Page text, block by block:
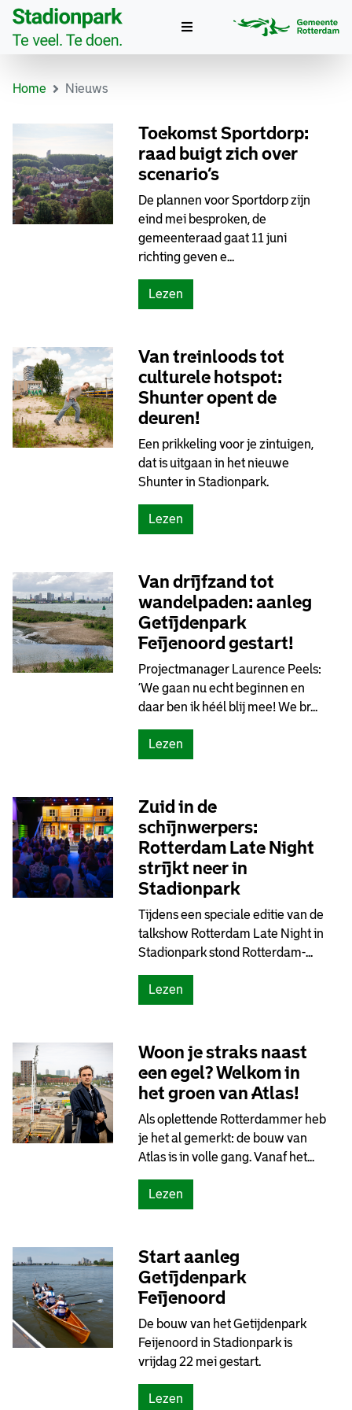
Home Nieuws
Toekomst Sportdorp:
raad buigt zich over
scenario’s
De plannen voor Sportdorp zijn
eind mei besproken, de
gemeenteraad gaat 11 juni
richting geven e...
Lezen
Van treinloods tot
culturele hotspot:
Shunter opent de
deuren!
Een prikkeling voor je zintuigen,
dat is uitgaan in het nieuwe
Shunter in Stadionpark.
Lezen
Van drijfzand tot
wandelpaden: aanleg
Getijdenpark
Feijenoord gestart!
Projectmanager Laurence Peels:
‘We gaan nu echt beginnen en
daar ben ik héél blij mee! We br...
Lezen
Zuid in de
schijnwerpers:
Rotterdam Late Night
strijkt neer in
Stadionpark
Tijdens een speciale editie van de
talkshow Rotterdam Late Night in
Stadionpark stond Rotterdam-...
Lezen
Woon je straks naast
een egel? Welkom in
het groen van Atlas!
Als oplettende Rotterdammer heb
je het al gemerkt: de bouw van
Atlas is in volle gang. Vanaf het...
Lezen
Start aanleg
Getijdenpark
Feijenoord
De bouw van het Getijdenpark
Feijenoord in Stadionpark is
vrijdag 22 mei gestart.
Lezen